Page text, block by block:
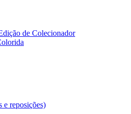
de Colecionador
e reposições)